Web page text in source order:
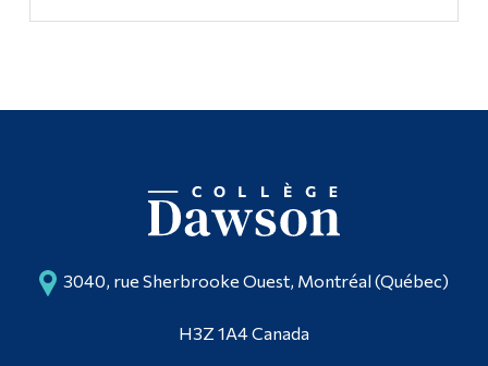
3040, rue Sherbrooke Ouest, Montréal (Québec)
H3Z 1A4 Canada